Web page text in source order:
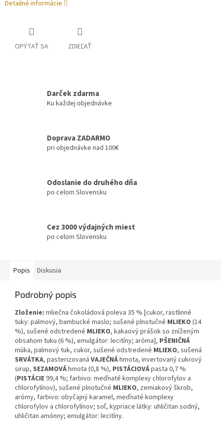
Detailné informácie
OPÝTAŤ SA ZDIEĽAŤ
Darček zdarma
Ku každej objednávke
Doprava ZADARMO
pri objednávke nad 100€
Odoslanie do druhého dňa
po celom Slovensku
Cez 3000 výdajných miest
po celom Slovensku
Popis Diskusia
Podrobný popis
Zloženie: mliečna čokoládová poleva 35 % [cukor, rastlinné
tuky: palmový, bambucké maslo; sušené plnotučné MLIEKO (14
%), sušené odstredené MLIEKO, kakaový prášok so zníženým
obsahom tuku (6 %), emulgátor: lecitíny; aróma], PŠENIČNÁ
múka, palmový tuk, cukor, sušené odstredené MLIEKO, sušená
SRVÁTKA, pasterizovaná VAJEČNÁhmota, invertovaný cukrový
sirup, SEZAMOVÁhmota (0,8 %), PISTÁCIOVÁpasta 0,7 %
(PISTÁCIE99,4 %; farbivo: meďnaté komplexy chlorofylov a
chlorofylínov), sušené plnotučné MLIEKO, zemiakový škrob,
arómy, farbivo: obyčajný karamel, meďnaté komplexy
chlorofylov a chlorofylínov; soľ, kypriace látky: uhličitan sodný,
uhličitan amónny; emulgátor: lecitíny.